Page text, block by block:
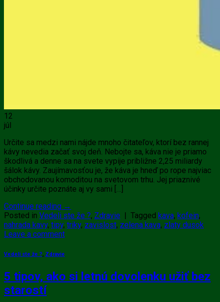
12
júl
Určite sa medzi nami nájde mnoho čitateľov, ktorí bez rannej
kávy nevedia začať svoj deň. Nebojte sa, káva nie je priamo
škodlivá a denne sa na svete vypije približne 2,25 miliardy
šálok kávy. Zaujímavosťou je, že káva je hneď po rope najviac
obchodovanou komoditou na svetovom trhu. Jej priaznivé
účinky určite poznáte aj vy sami […]
Continue reading →
Posted in Vedeli ste že ?, Zdravie | Tagged kava, kofein,
nahrada kavy, tipy, triky, zavislost, zelena kava, zlaty dusok
Leave a comment
Vedeli ste že ?, Zdravie
5 tipov, ako si letnú dovolenku užiť bez
starostí